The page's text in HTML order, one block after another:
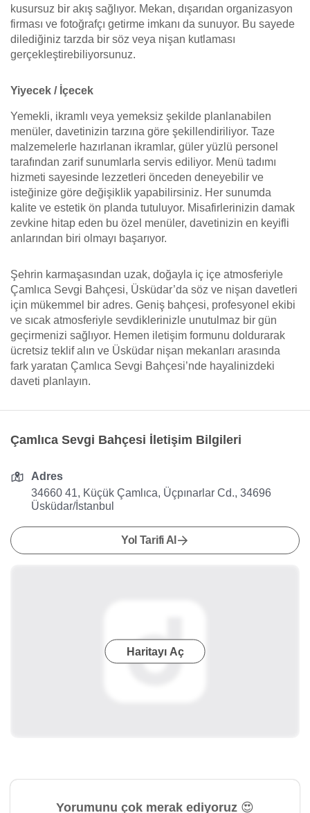
kusursuz bir akış sağlıyor. Mekan, dışarıdan organizasyon
firması ve fotoğrafçı getirme imkanı da sunuyor. Bu sayede
dilediğiniz tarzda bir söz veya nişan kutlaması
gerçekleştirebiliyorsunuz.
Yiyecek / İçecek
Yemekli, ikramlı veya yemeksiz şekilde planlanabilen
menüler, davetinizin tarzına göre şekillendiriliyor. Taze
malzemelerle hazırlanan ikramlar, güler yüzlü personel
tarafından zarif sunumlarla servis ediliyor. Menü tadımı
hizmeti sayesinde lezzetleri önceden deneyebilir ve
isteğinize göre değişiklik yapabilirsiniz. Her sunumda
kalite ve estetik ön planda tutuluyor. Misafirlerinizin damak
zevkine hitap eden bu özel menüler, davetinizin en keyifli
anlarından biri olmayı başarıyor.
Şehrin karmaşasından uzak, doğayla iç içe atmosferiyle
Çamlıca Sevgi Bahçesi, Üsküdar’da söz ve nişan davetleri
için mükemmel bir adres. Geniş bahçesi, profesyonel ekibi
ve sıcak atmosferiyle sevdiklerinizle unutulmaz bir gün
geçirmenizi sağlıyor. Hemen iletişim formunu doldurarak
ücretsiz teklif alın ve Üsküdar nişan mekanları arasında
fark yaratan Çamlıca Sevgi Bahçesi’nde hayalinizdeki
daveti planlayın.
Çamlıca Sevgi Bahçesi İletişim Bilgileri
Adres
34660 41, Küçük Çamlıca, Üçpınarlar Cd., 34696
Üsküdar/İstanbul
Yol Tarifi Al
Haritayı Aç
Yorumunu çok merak ediyoruz 😍